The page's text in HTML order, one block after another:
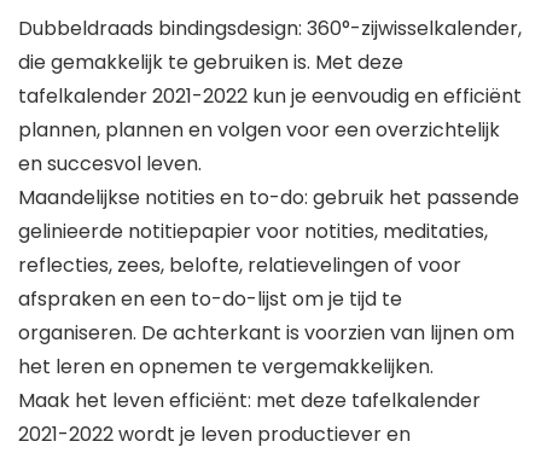
Dubbeldraads bindingsdesign: 360°-zijwisselkalender,
die gemakkelijk te gebruiken is. Met deze
tafelkalender 2021-2022 kun je eenvoudig en efficiënt
plannen, plannen en volgen voor een overzichtelijk
en succesvol leven.
Maandelijkse notities en to-do: gebruik het passende
gelinieerde notitiepapier voor notities, meditaties,
reflecties, zees, belofte, relatievelingen of voor
afspraken en een to-do-lijst om je tijd te
organiseren. De achterkant is voorzien van lijnen om
het leren en opnemen te vergemakkelijken.
Maak het leven efficiënt: met deze tafelkalender
2021-2022 wordt je leven productiever en